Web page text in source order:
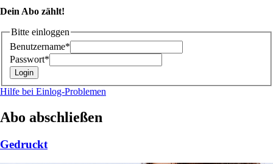
Dein Abo zählt!
Bitte einloggen
Benutzername*
Passwort*
Hilfe bei Einlog-Problemen
Abo abschließen
Gedruckt